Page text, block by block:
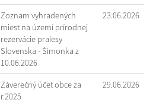
Zoznam vyhradených
miest na území prírodnej
rezervácie pralesy
Slovenska - Šimonka z
10.06.2026
23.06.2026
Záverečný účet obce za
r.2025
29.06.2026